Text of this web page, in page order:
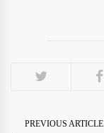
PREVIOUS ARTICLE